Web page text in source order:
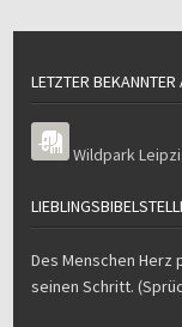
LETZTER
Wildpark
Des Menschen
seinen Schritt.